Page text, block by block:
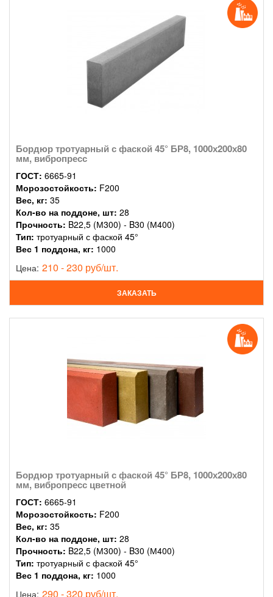
Бордюр тротуарный с фаской 45° БР8, 1000х200х80
мм, вибропресс
ГОСТ: 6665-91
Морозостойкость: F200
Вес, кг: 35
Кол-во на поддоне, шт: 28
Прочность: B22,5 (М300) - B30 (М400)
Тип: тротуарный с фаской 45°
Вес 1 поддона, кг: 1000
Цена: 210 - 230 руб/шт.
ЗАКАЗАТЬ
Бордюр тротуарный с фаской 45° БР8, 1000х200х80
мм, вибропресс цветной
ГОСТ: 6665-91
Морозостойкость: F200
Вес, кг: 35
Кол-во на поддоне, шт: 28
Прочность: B22,5 (М300) - B30 (М400)
Тип: тротуарный с фаской 45°
Вес 1 поддона, кг: 1000
Цена: 290 - 320 руб/шт.